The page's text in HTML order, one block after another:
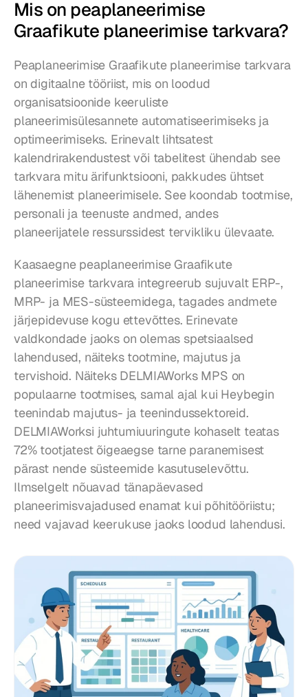
Mis on peaplaneerimise
Graafikute planeerimise tarkvara?
Peaplaneerimise Graafikute planeerimise tarkvara
on digitaalne tööriist, mis on loodud
organisatsioonide keeruliste
planeerimisülesannete automatiseerimiseks ja
optimeerimiseks. Erinevalt lihtsatest
kalendrirakendustest või tabelitest ühendab see
tarkvara mitu ärifunktsiooni, pakkudes ühtset
lähenemist planeerimisele. See koondab tootmise,
personali ja teenuste andmed, andes
planeerijatele ressurssidest tervikliku ülevaate.
Kaasaegne peaplaneerimise Graafikute
planeerimise tarkvara integreerub sujuvalt ERP-,
MRP- ja MES-süsteemidega, tagades andmete
järjepidevuse kogu ettevõttes. Erinevate
valdkondade jaoks on olemas spetsiaalsed
lahendused, näiteks tootmine, majutus ja
tervishoid. Näiteks DELMIAWorks MPS on
populaarne tootmises, samal ajal kui Heybegin
teenindab majutus- ja teenindussektoreid.
DELMIAWorksi juhtumiuuringute kohaselt teatas
72% tootjatest õigeaegse tarne paranemisest
pärast nende süsteemide kasutuselevõttu.
Ilmselgelt nõuavad tänapäevased
planeerimisvajadused enamat kui põhitööriistu;
need vajavad keerukuse jaoks loodud lahendusi.